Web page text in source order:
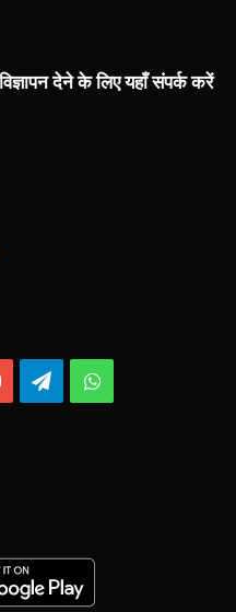
देने के लिए यहाँ संपर्क करें
YouTubeTelegramWhatsApp